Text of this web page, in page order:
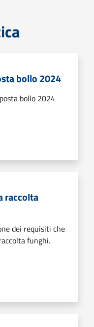
bollo 2024
bollo 2024
raccolta
dei requisiti che
funghi.